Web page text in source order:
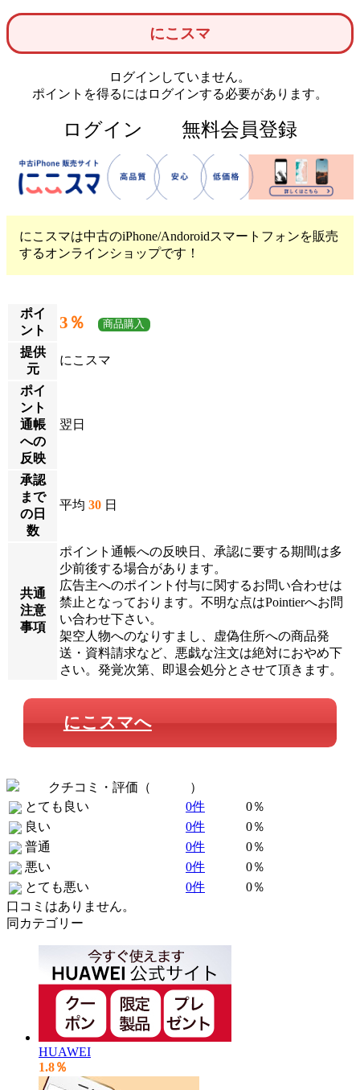
にこスマ
ログインしていません。
ポイントを得るにはログインする必要があります。
ログイン 無料会員登録
にこスマは中古のiPhone/Andoroidスマートフォンを販売
するオンラインショップです！
ポイ
ント
3％ 商品購入
提供
元
にこスマ
ポイ
ント
通帳
への
反映
翌日
承認
まで
の日
数
平均 30 日
共通
注意
事項
ポイント通帳への反映日、承認に要する期間は多
少前後する場合があります。
広告主へのポイント付与に関するお問い合わせは
禁止となっております。不明な点はPointierへお問
い合わせ下さい。
架空人物へのなりすまし、虚偽住所への商品発
送・資料請求など、悪戯な注文は絶対におやめ下
さい。発覚次第、即退会処分とさせて頂きます。
にこスマへ
クチコミ・評価（
）
とても良い
0件
0％
良い
0件
0％
普通
0件
0％
悪い
0件
0％
とても悪い
0件
0％
口コミはありません。
同カテゴリー
HUAWEI
1.8％